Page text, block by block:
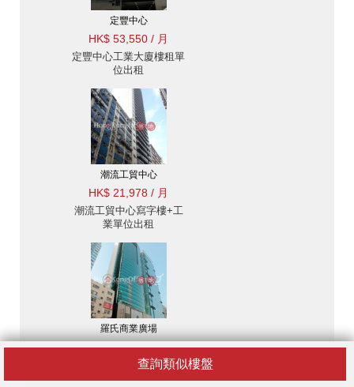
查詢類似樓盤
定豐中心
HK$ 53,550 / 月
定豐中心工業大廈樓租單
位出租
潮流工貿中心
HK$ 21,978 / 月
潮流工貿中心寫字樓+工
業單位出租
羅氏商業廣場
HK$ 38,418 / 月
羅氏商業廣場寫字樓+工
業單位出租